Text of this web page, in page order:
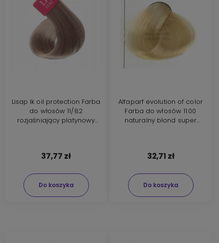
Lisap lk oil protection Farba
do włosów 11/82
rozjaśniający platynowy
37,77 zł
Do koszyka
Alfaparf evolution of color
Farba do włosów 11.00
naturalny blond super
32,71 zł
Do koszyka